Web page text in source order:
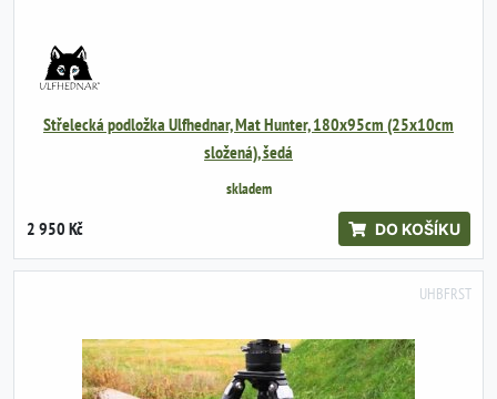
Střelecká podložka Ulfhednar, Mat Hunter, 180x95cm (25x10cm
složená), šedá
skladem
2 950 Kč DO KOŠÍKU
UHBFRST